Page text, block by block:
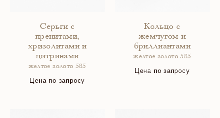
Серьги с
пренитами,
хризолитами и
цитринами
желтое золото 585
Цена по запросу
Кольцо с
жемчугом и
бриллиантами
желтое золото 585
Цена по запросу